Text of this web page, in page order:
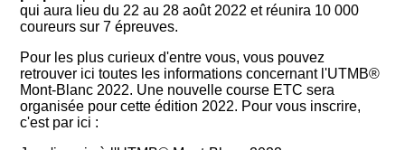
qui aura lieu du 22 au 28 août 2022 et réunira 10 000
coureurs sur 7 épreuves.
Pour les plus curieux d'entre vous, vous pouvez
retrouver ici toutes les informations concernant l'UTMB®
Mont-Blanc 2022. Une nouvelle course ETC sera
organisée pour cette édition 2022. Pour vous inscrire,
c'est par ici :